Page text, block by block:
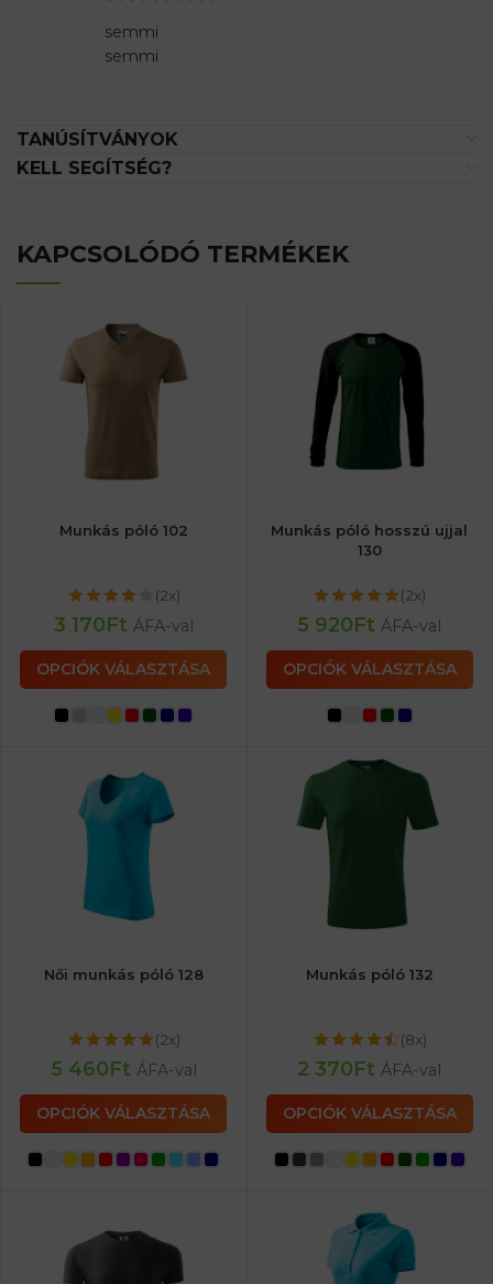
semmi
semmi
TANÚSÍTVÁNYOK
KELL SEGÍTSÉG?
KAPCSOLÓDÓ TERMÉKEK
Munkás póló 102
(2x)
3 170Ft ÁFA-val
OPCIÓK VÁLASZTÁSA
Munkás póló hosszú ujjal
130
(2x)
5 920Ft ÁFA-val
OPCIÓK VÁLASZTÁSA
Női munkás póló 128
(2x)
5 460Ft ÁFA-val
OPCIÓK VÁLASZTÁSA
Munkás póló 132
(8x)
2 370Ft ÁFA-val
OPCIÓK VÁLASZTÁSA